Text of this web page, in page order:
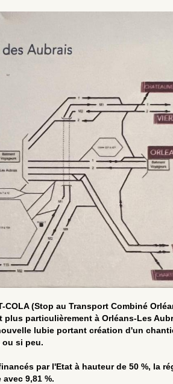
COLA (Stop au Transport Combiné
plus particulièrement à Orléans-Les
lubie portant création d'un
ou si peu.
par l'Etat à hauteur de 50 %, la
9,81 %.